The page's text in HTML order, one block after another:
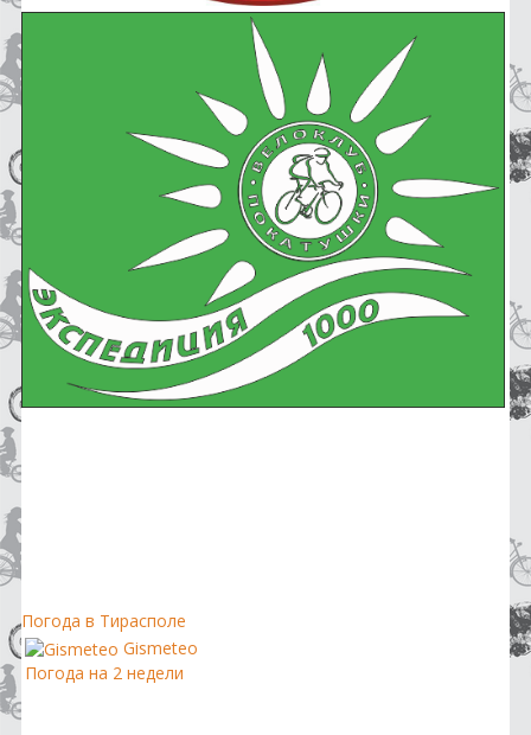
Погода в Тирасполе
Gismeteo
Погода на 2 недели